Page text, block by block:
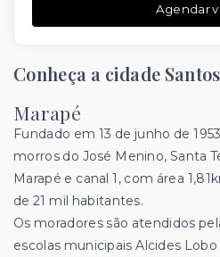
Agendar
Conheça a cidade Santos
Marapé
Fundado em 13 de junho de
morros do José Menino, Santa
Marapé e canal 1, com área
de 21 mil habitantes.
Os moradores são atendidos
escolas municipais Alcides Lobo